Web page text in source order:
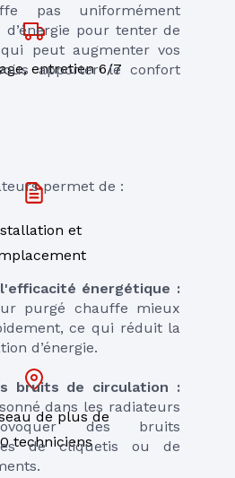
pas uniformément
pour tenter de
peut augmenter vos
apporter le confort
permet de :
énergétique :
purgé chauffe mieux
ce qui réduit la
d’énergie.
bruits de circulation :
dans les radiateurs
des bruits
de cliquetis ou de
entretien 6/7
et
de plus de
techniciens